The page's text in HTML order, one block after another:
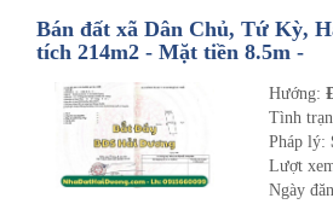
Bán đất xã Dân Chủ, Tứ Kỳ,
tích 214m2 - Mặt tiền 8.5m -
Hướng:
Tình
Pháp lý:
Lượt
Ngày